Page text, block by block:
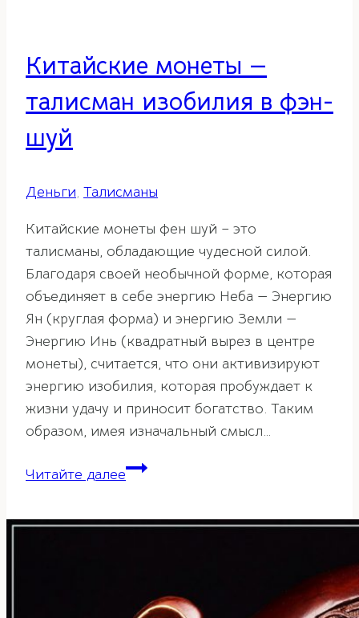
Китайские монеты —
талисман изобилия в фэн-
шуй
Деньги, Талисманы
Китайские монеты фен шуй – это
талисманы, обладающие чудесной силой.
Благодаря своей необычной форме, которая
объединяет в себе энергию Неба — Энергию
Ян (круглая форма) и энергию Земли —
Энергию Инь (квадратный вырез в центре
монеты), считается, что они активизируют
энергию изобилия, которая пробуждает к
жизни удачу и приносит богатство. Таким
образом, имея изначальный смысл…
Читайте далееКитайские
фэн-